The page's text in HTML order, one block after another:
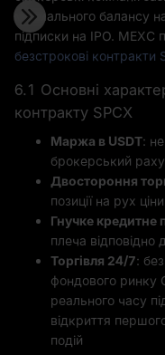
мінімального балансу
підписки на IPO.
безстрокові контракти
6.1 Основні
контракту SPCX
Маржа в USDT:
брокерський
Двостороння
позиції на рух
Гнучке кредитне
плеча відповідно
Торгівля 24/7:
фондового
реального часу
відкриття
подій